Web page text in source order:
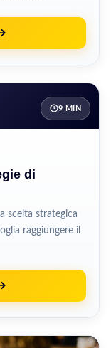
9 MIN
di
scelta strategica
raggiungere il